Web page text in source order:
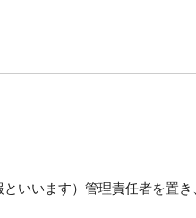
いいます）管理責任者を置